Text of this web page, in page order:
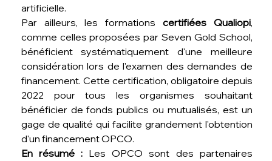
artificielle.
Par ailleurs, les formations certifiées Qualiopi,
comme celles proposées par Seven Gold School,
bénéficient systématiquement d'une meilleure
considération lors de l'examen des demandes de
financement. Cette certification, obligatoire depuis
2022 pour tous les organismes souhaitant
bénéficier de fonds publics ou mutualisés, est un
gage de qualité qui facilite grandement l'obtention
d'un financement OPCO.
En résumé : Les OPCO sont des partenaires